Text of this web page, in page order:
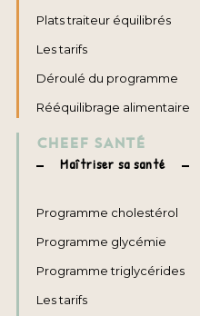
Plats traiteur équilibrés
Les tarifs
Déroulé du programme
Rééquilibrage alimentaire
CHEEF SANTÉ
Maîtriser sa santé
Programme cholestérol
Programme glycémie
Programme triglycérides
Les tarifs